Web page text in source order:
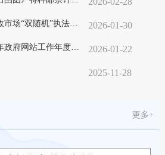
关于开展2026年全市邮政市场“双随机”执法检查的通知 2026-01-30
抚州市邮政管理局2025年政府网站工作年度报表 2026-01-22
2025-11-28
更多+